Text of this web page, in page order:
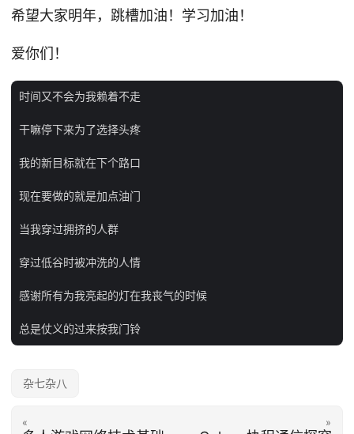
希望大家明年，跳槽加油！学习加油！
爱你们！
时间又不会为我赖着不走
干嘛停下来为了选择头疼
我的新目标就在下个路口
现在要做的就是加点油门
当我穿过拥挤的人群
穿过低谷时被冲洗的人情
感谢所有为我亮起的灯在我丧气的时候
杂七杂八
« »